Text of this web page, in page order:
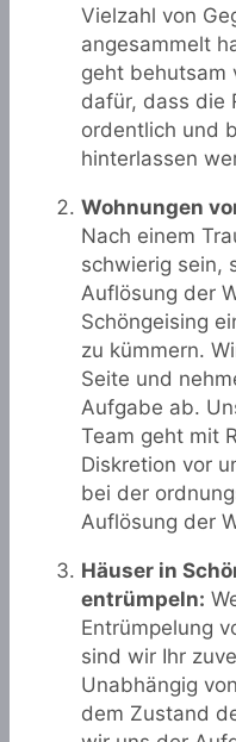
Vielzahl von
angesammelt
geht behutsam
dafür, dass die
ordentlich und
hinterlassen
Wohnungen
Nach einem
schwierig sein,
Auflösung der
Schöngeising
zu kümmern.
Seite und
Aufgabe ab.
Team geht mit
Diskretion vor
bei der
Auflösung der
Häuser in
entrümpeln:
Entrümpelung
sind wir Ihr
Unabhängig
dem Zustand